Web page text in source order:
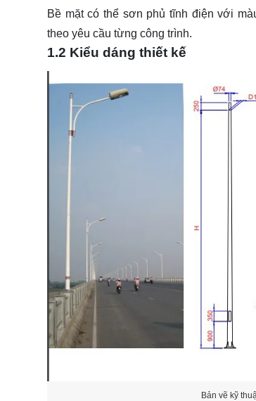
Bề mặt có thể sơn phủ tĩnh điện với
theo yêu cầu từng công trình.
1.2 Kiểu dáng thiết kế
Bản vẽ kỹ